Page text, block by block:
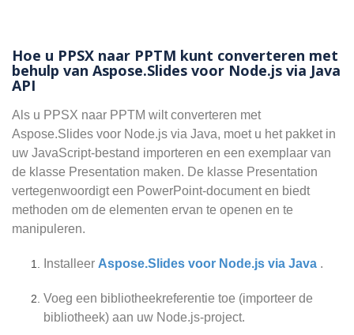
Hoe u PPSX naar PPTM kunt converteren met
behulp van Aspose.Slides voor Node.js via Java
API
Als u PPSX naar PPTM wilt converteren met
Aspose.Slides voor Node.js via Java, moet u het pakket in
uw JavaScript-bestand importeren en een exemplaar van
de klasse Presentation maken. De klasse Presentation
vertegenwoordigt een PowerPoint-document en biedt
methoden om de elementen ervan te openen en te
manipuleren.
Installeer Aspose.Slides voor Node.js via Java .
Voeg een bibliotheekreferentie toe (importeer de
bibliotheek) aan uw Node.js-project.